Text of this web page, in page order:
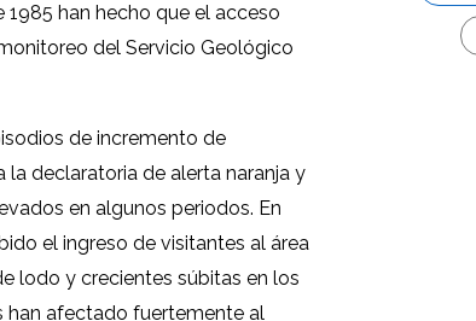
han hecho que el acceso
del Servicio Geológico
de incremento de
declaratoria de alerta naranja y
en algunos periodos. En
el ingreso de visitantes al área
lodo y crecientes súbitas en los
han afectado fuertemente al